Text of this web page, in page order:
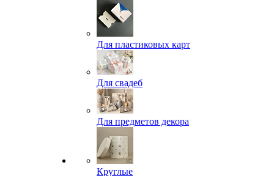
Для пластиковых карт
Для свадеб
Для предметов декора
Круглые